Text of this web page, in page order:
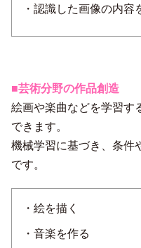
・認識した画像の内容
■芸術分野の作品創造
絵画や楽曲などを学習す
できます。
機械学習に基づき、条件
です。
・絵を描く
・音楽を作る